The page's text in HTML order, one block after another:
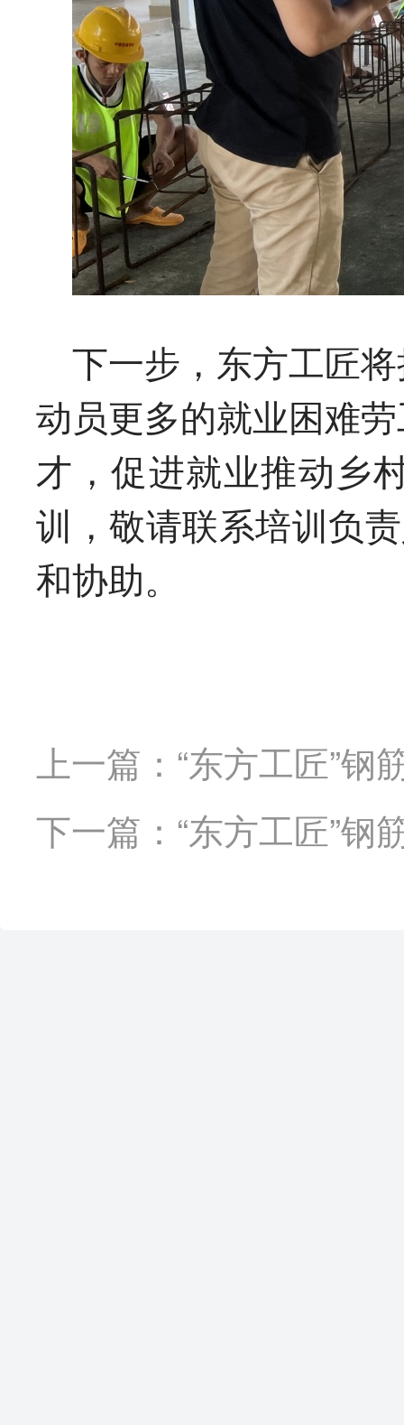
下一步，东方工匠
动员更多的就业困难
才，促进就业推动乡
训，敬请联系培训负
和协助。
上一篇：“东方工匠”
下一篇：“东方工匠”钢